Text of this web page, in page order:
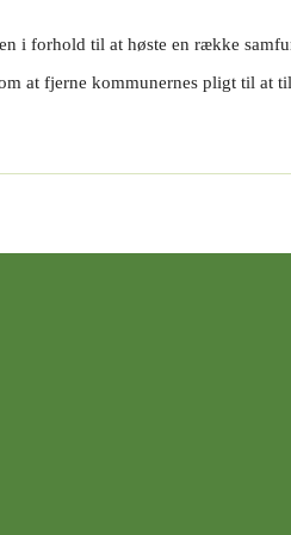
i forhold til at høste en række
at fjerne kommunernes pligt til at